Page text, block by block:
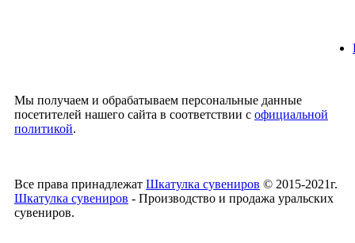
Мы получаем и обрабатываем персональные данные
посетителей нашего сайта в соответствии с официальной
политикой.
Все права принадлежат Шкатулка сувениров © 2015-2021г.
Шкатулка сувениров - Производство и продажа уральских
сувениров.